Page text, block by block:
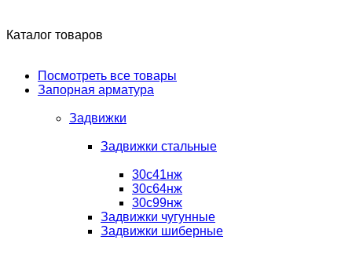
Каталог товаров
Посмотреть все товары
Запорная арматура
Задвижки
Задвижки стальные
30с41нж
30с64нж
30с99нж
Задвижки чугунные
Задвижки шиберные